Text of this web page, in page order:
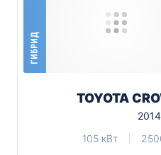
ГИБРИД
TOYOTA
105 кВт